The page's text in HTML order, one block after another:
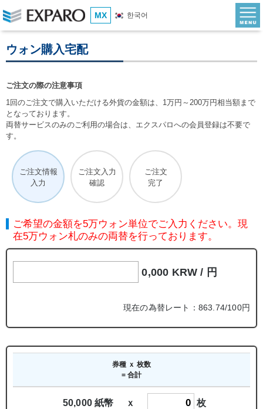
MX 한국어
ウォン購入宅配
ご注文の際の注意事項
1回のご注文で購入いただける外貨の金額は、1万円～200万円相当額まで
となっております。
両替サービスのみのご利用の場合は、エクスパロへの会員登録は不要で
す。
ご注文情報
入力
ご注文入力
確認
ご注文
完了
ご希望の金額を5万ウォン単位でご入力ください。現
在5万ウォン札のみの両替を行っております。
0,000 KRW / 円
現在の為替レート：863.74/100円
券種 ｘ 枚数
= 合計
50,000 紙幣 ｘ 枚